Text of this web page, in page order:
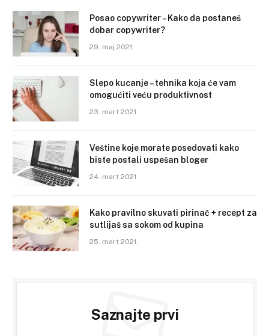
Posao copywriter – Kako da postaneš
dobar copywriter?
29. maj 2021.
Slepo kucanje – tehnika koja će vam
omogućiti veću produktivnost
23. mart 2021.
Veštine koje morate posedovati kako
biste postali uspešan bloger
24. mart 2021.
Kako pravilno skuvati pirinač + recept za
sutlijaš sa sokom od kupina
25. mart 2021.
Saznajte prvi